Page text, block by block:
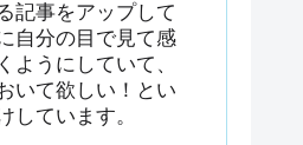
記事をアップして
自分の目で見て感
ようにしていて、
いて欲しい！とい
しています。